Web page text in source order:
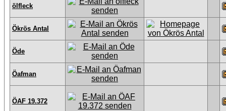
ölfleck
Ökrös Antal
Öde
Öafman
ÖAF 19.372